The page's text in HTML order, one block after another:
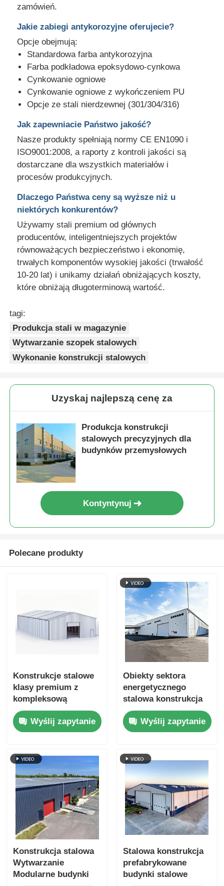
zamówień.
Jakie zabiegi antykorozyjne oferujecie?
Opcje obejmują:
Standardowa farba antykorozyjna
Farba podkładowa epoksydowo-cynkowa
Cynkowanie ogniowe
Cynkowanie ogniowe z wykończeniem PU
Opcje ze stali nierdzewnej (301/304/316)
Jak zapewniacie Państwo jakość?
Nasze produkty spełniają normy CE EN1090 i
ISO9001:2008, a raporty z kontroli jakości są
dostarczane dla wszystkich materiałów i
procesów produkcyjnych.
Dlaczego Państwa ceny są wyższe niż u
niektórych konkurentów?
Używamy stali premium od głównych
producentów, inteligentniejszych projektów
równoważących bezpieczeństwo i ekonomię,
trwałych komponentów wysokiej jakości (trwałość
10-20 lat) i unikamy działań obniżających koszty,
które obniżają długoterminową wartość.
tagi:
Produkcja stali w magazynie
Wytwarzanie szopek stalowych
Wykonanie konstrukcji stalowych
Uzyskaj najlepszą cenę za
Produkcja konstrukcji
stalowych precyzyjnych dla
budynków przemysłowych
Kontyntynuj
Polecane produkty
Konstrukcje stalowe
klasy premium z
kompleksową
obsługą
posprzedażną,
wydajną instalacją i
Wyślij zapytanie
Obiekty sektora
energetycznego
stalowa konstrukcja
prefabrykacja
Komponent
Modułowy C Z Profil
Wyślij zapytanie
Konstrukcja stalowa
Wytwarzanie
Modularne budynki
Stalowa konstrukcja
prefabrykowane
budynki stalowe